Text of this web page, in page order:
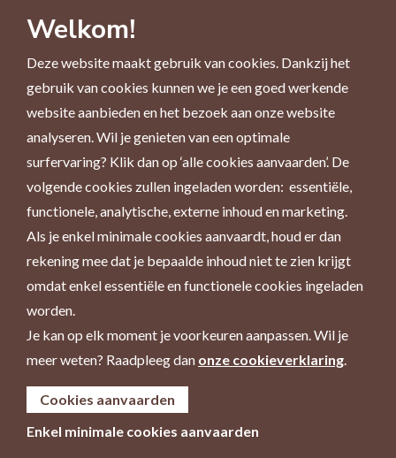
Welkom!
Deze website maakt gebruik van cookies. Dankzij het
gebruik van cookies kunnen we je een goed werkende
website aanbieden en het bezoek aan onze website
analyseren. Wil je genieten van een optimale
surfervaring? Klik dan op ‘alle cookies aanvaarden’. De
volgende cookies zullen ingeladen worden: essentiële,
functionele, analytische, externe inhoud en marketing.
Als je enkel minimale cookies aanvaardt, houd er dan
rekening mee dat je bepaalde inhoud niet te zien krijgt
omdat enkel essentiële en functionele cookies ingeladen
worden.
Je kan op elk moment je voorkeuren aanpassen. Wil je
meer weten? Raadpleeg dan onze cookieverklaring.
Cookies aanvaarden
Enkel minimale cookies aanvaarden